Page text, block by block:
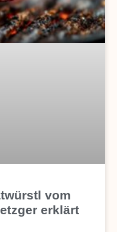
vom
erklärt